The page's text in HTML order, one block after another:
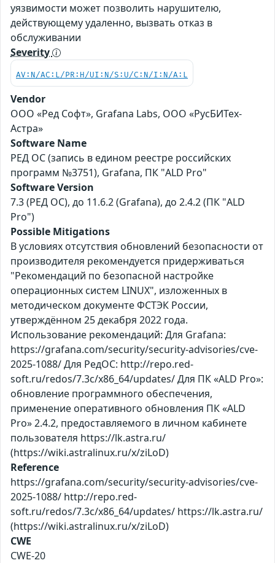
уязвимости может позволить нарушителю,
действующему удаленно, вызвать отказ в
обслуживании
Severity
AV:N/AC:L/PR:H/UI:N/S:U/C:N/I:N/A:L
Vendor
ООО «Ред Софт», Grafana Labs, ООО «РусБИТех-
Астра»
Software Name
РЕД ОС (запись в едином реестре российских
программ №3751), Grafana, ПК "ALD Pro"
Software Version
7.3 (РЕД ОС), до 11.6.2 (Grafana), до 2.4.2 (ПК "ALD
Pro")
Possible Mitigations
В условиях отсутствия обновлений безопасности от
производителя рекомендуется придерживаться
"Рекомендаций по безопасной настройке
операционных систем LINUX", изложенных в
методическом документе ФСТЭК России,
утверждённом 25 декабря 2022 года.
Использование рекомендаций: Для Grafana:
https://grafana.com/security/security-advisories/cve-
2025-1088/ Для РедОС: http://repo.red-
soft.ru/redos/7.3c/x86_64/updates/ Для ПК «ALD Pro»:
обновление программного обеспечения,
применение оперативного обновления ПК «ALD
Pro» 2.4.2, предоставляемого в личном кабинете
пользователя https://lk.astra.ru/
(https://wiki.astralinux.ru/x/ziLoD)
Reference
https://grafana.com/security/security-advisories/cve-
2025-1088/ http://repo.red-
soft.ru/redos/7.3c/x86_64/updates/ https://lk.astra.ru/
(https://wiki.astralinux.ru/x/ziLoD)
CWE
CWE-20